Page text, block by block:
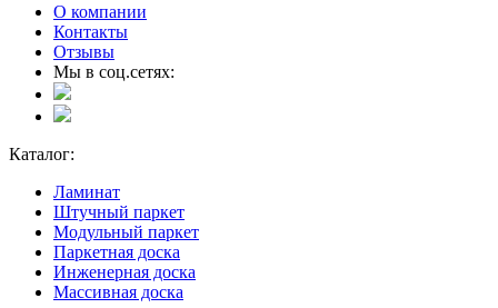
О компании
Контакты
Отзывы
Мы в соц.сетях:
Каталог:
Ламинат
Штучный паркет
Модульный паркет
Паркетная доска
Инженерная доска
Массивная доска